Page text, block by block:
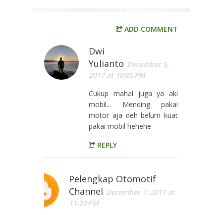
ADD COMMENT
Dwi
Yulianto December 5,
2017 at 10:05 PM
Cukup mahal juga ya aki
mobil... Mending pakai
motor aja deh belum kuat
pakai mobil hehehe
REPLY
Pelengkap Otomotif
Channel December 7, 2017 at
11:20 PM